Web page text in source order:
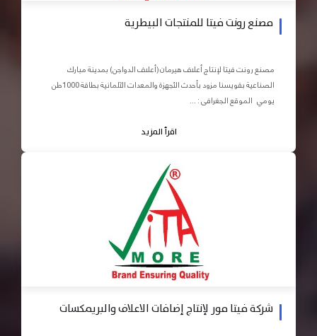
مصنع رونت فيتا للمنتجات البيطرية
مصنع رونت فيتا لإنتاج أعلاف هيرمان (أعلاف الدواجن) بمدينة مبارك
الصناعية بقويسنا مزود بأحدث الأجهزة والمعدات الآلمانية بطاقة 1000طن
يومي الموقع الجغرافى : ...
اقرأ المزيد
شركة فيتا مور لإنتاج إضافات الاعلاف والبريمكسات